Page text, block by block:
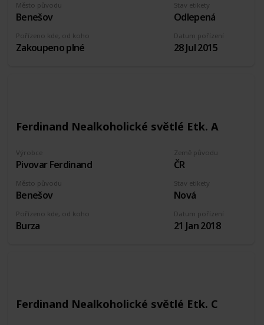
Pořízeno kde, od koho
Zakoupeno plné
Stav etikety
Odlepená
Datum pořízení
28 Jul 2015
Město původu
Benešov
Ferdinand Nealkoholické světlé Etk. A
Výrobce
Pivovar Ferdinand
Země původu
ČR
Pořízeno kde, od koho
Burza
Stav etikety
Nová
Datum pořízení
21 Jan 2018
Město původu
Benešov
Ferdinand Nealkoholické světlé Etk. C